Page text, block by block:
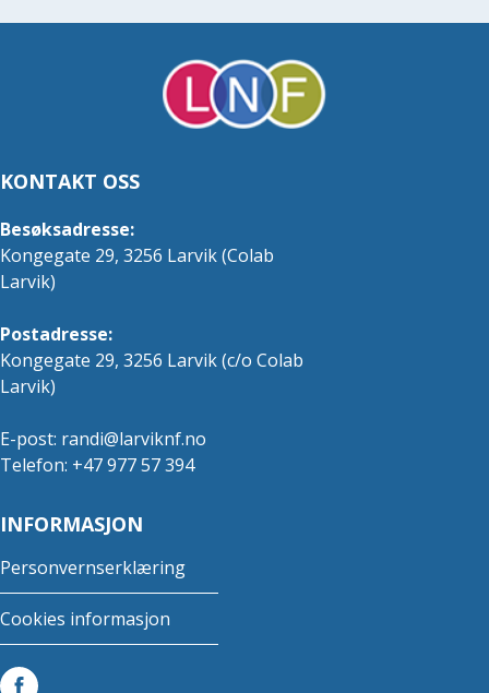
KONTAKT OSS
Besøksadresse:
Kongegate 29, 3256 Larvik (Colab
Larvik)
Postadresse:
Kongegate 29, 3256 Larvik (c/o Colab
Larvik)
E-post: randi@larviknf.no
Telefon: +47 977 57 394
INFORMASJON
Personvernserklæring
Cookies informasjon